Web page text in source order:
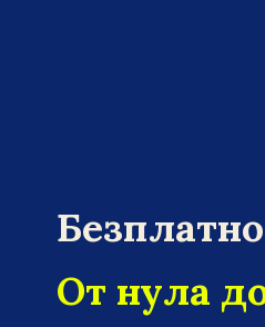
От нула